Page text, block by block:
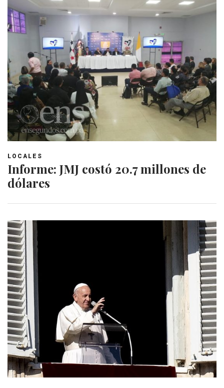
LOCALES
Informe: JMJ costó 20.7 millones de
dólares